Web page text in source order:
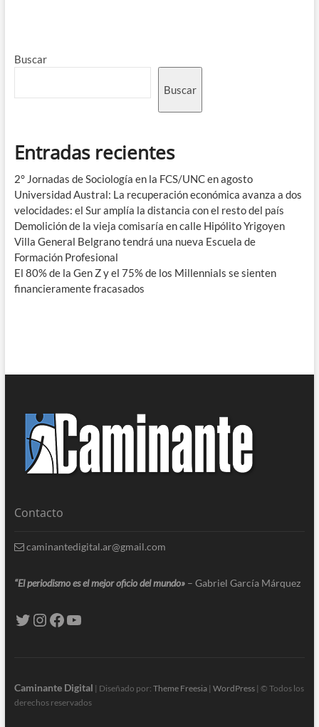
Buscar
Buscar
Entradas recientes
2° Jornadas de Sociología en la FCS/UNC en agosto
Universidad Austral: La recuperación económica avanza a dos
velocidades: el Sur amplía la distancia con el resto del país
Demolición de la vieja comisaría en calle Hipólito Yrigoyen
Villa General Belgrano tendrá una nueva Escuela de
Formación Profesional
El 80% de la Gen Z y el 75% de los Millennials se sienten
financieramente fracasados
Contacto
caminantedigital.ar@gmail.com
“El periodismo es el mejor oficio del mundo» – Gabriel García Márquez
Caminante Digital | Diseñado por: Theme Freesia| WordPress| © Todos los
derechos reservados